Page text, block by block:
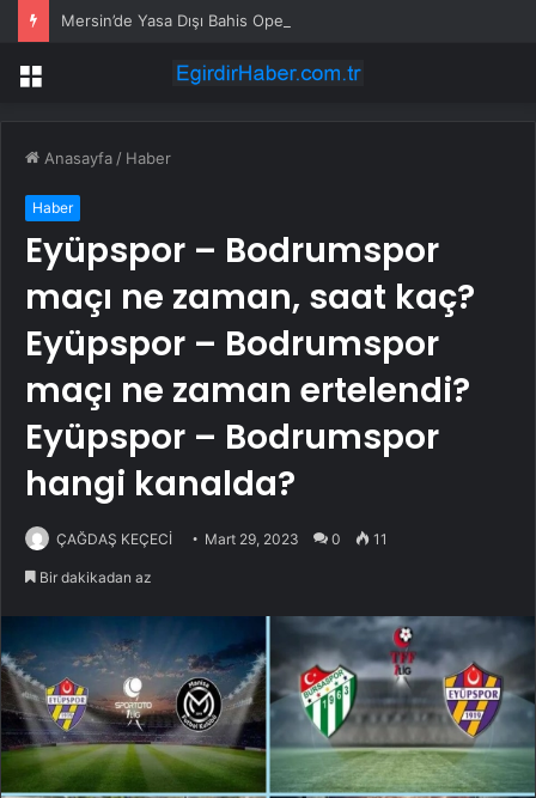
Mersin’de Yasa Dışı Bahis Operasyonu
Menü
Anasayfa / Haber
Haber
Eyüpspor – Bodrumspor
maçı ne zaman, saat kaç?
Eyüpspor – Bodrumspor
maçı ne zaman ertelendi?
Eyüpspor – Bodrumspor
hangi kanalda?
ÇAĞDAŞ KEÇECİ Mart 29, 2023 0 11
Bir dakikadan az